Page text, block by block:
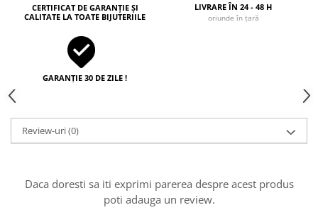
CERTIFICAT DE GARANȚIE ȘI
CALITATE LA TOATE BIJUTERIILE
LIVRARE ÎN 24 - 48 H
oriunde în țară
GARANȚIE 30 DE ZILE !
Review-uri(0)
Daca doresti sa iti exprimi parerea despre acest produs
poti adauga un review.